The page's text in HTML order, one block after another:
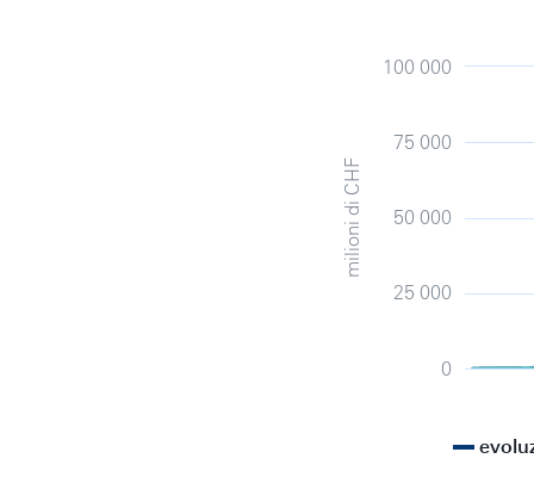
The chart has 1 Y axis
milioni di CHF
0
25 000
50 000
75 000
100 000